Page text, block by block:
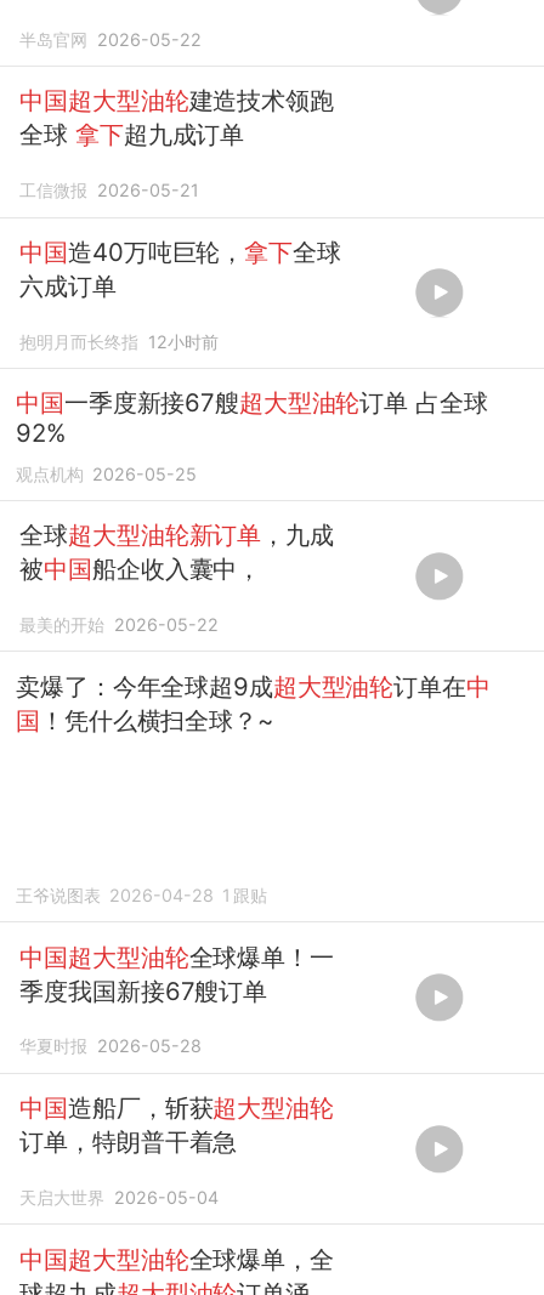
半岛官网 2026-05-22
中国超大型油轮建造技术领跑
全球拿下超九成订单
工信微报 2026-05-21
中国造40万吨巨轮，拿下全球
六成订单
抱明月而长终指 12小时前
中国一季度新接67艘超大型油轮订单 占全球
92%
观点机构 2026-05-25
全球超大型油轮新订单 ，九成
被中国船企收入囊中，
最美的开始 2026-05-22
卖爆了：今年全球超9成超大型油轮订单在中
国 ！凭什么横扫全球？~
王爷说图表 2026-04-28 1 跟贴
中国超大型油轮全球爆单！一
季度我国新接67艘订单
华夏时报 2026-05-28
中国造船厂，斩获超大型油轮
订单，特朗普干着急
天启大世界 2026-05-04
中国超大型油轮全球爆单，全